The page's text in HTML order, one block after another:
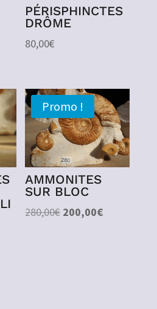
PÉRISPHINCTES
DRÔME
80,00€
Promo !
AMMONITES
SUR BLOC
280,00€ Le
200,00€Le